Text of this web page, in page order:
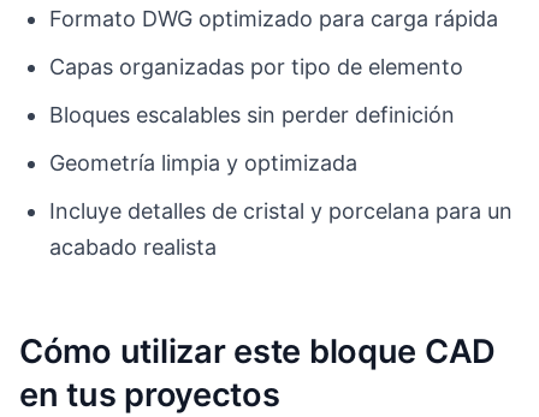
Formato DWG optimizado para carga rápida
Capas organizadas por tipo de elemento
Bloques escalables sin perder definición
Geometría limpia y optimizada
Incluye detalles de cristal y porcelana para un
acabado realista
Cómo utilizar este bloque CAD
en tus proyectos